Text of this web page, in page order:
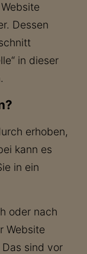
Dessen
in dieser
erhoben,
kann es
in ein
oder nach
Website
sind vor